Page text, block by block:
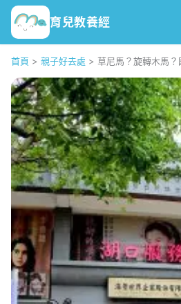
育兒教養經
首頁 > 親子好去處 > 草尼馬？旋轉木馬